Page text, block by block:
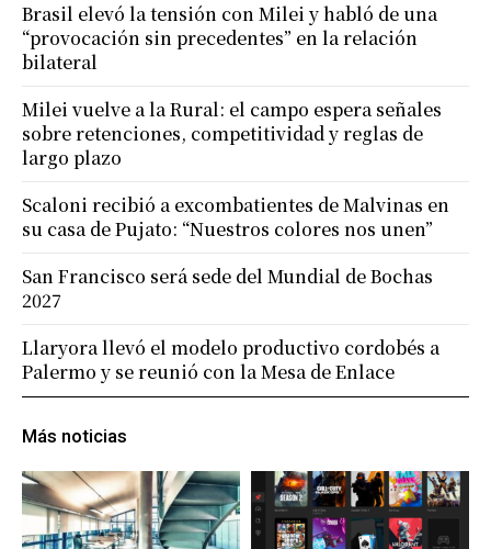
Más noticias
Brasil elevó la tensión con Milei y habló de una
“provocación sin precedentes” en la relación
bilateral
Milei vuelve a la Rural: el campo espera señales
sobre retenciones, competitividad y reglas de
largo plazo
Scaloni recibió a excombatientes de Malvinas en
su casa de Pujato: “Nuestros colores nos unen”
San Francisco será sede del Mundial de Bochas
2027
Llaryora llevó el modelo productivo cordobés a
Palermo y se reunió con la Mesa de Enlace